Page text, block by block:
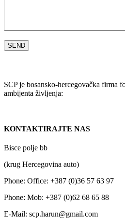
SCP je bosansko-hercegovačka firma
ambijenta življenja:
KONTAKTIRAJTE NAS
Bisce polje bb
(krug Hercegovina auto)
Phone: Office: +387 (0)36 57 63 97
Phone: Mob: +387 (0)62 68 65 88
E-Mail: scp.harun@gmail.com